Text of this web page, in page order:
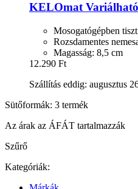
KELOmat
Mosogatógépben
Rozsdamentes
Magasság: 8,5 cm
12.290 Ft
Szállítás eddig: augusztus
Sütőformák: 3 termék
Az árak az ÁFÁT tartalmazzák
Szűrő
Kategóriák: